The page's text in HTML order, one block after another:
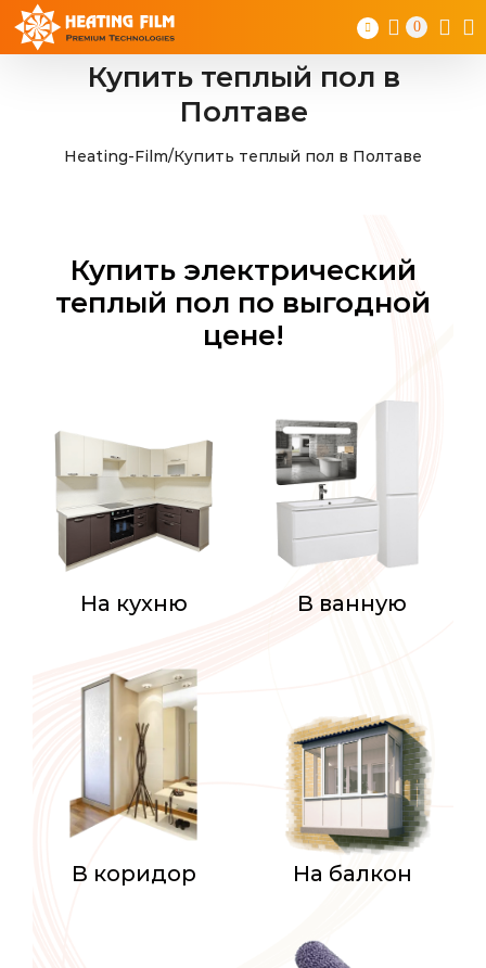
Skip
0
Купить теплый пол в
Полтаве
Heating-Film/Купить теплый пол в Полтаве
Купить электрический
теплый пол по выгодной
цене!
На кухню В ванную
В коридор На балкон